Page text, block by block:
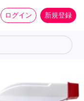
ログイン 新規登録